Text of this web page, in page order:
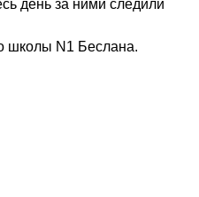
день за ними следили
школы N1 Беслана.